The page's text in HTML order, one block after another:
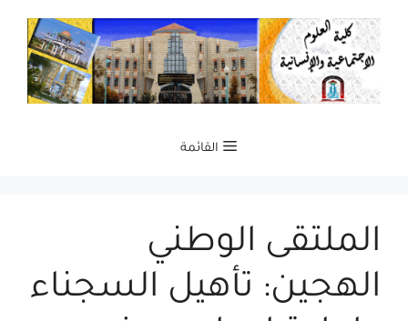
المحتوى
القائمة
الملتقى الوطني
الهجين: تأهيل السجناء